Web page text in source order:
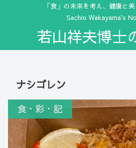
「食」の未来を考え、健康と
Sachio Wakayama's
若山祥夫博士
ナシゴレン
食・彩・記